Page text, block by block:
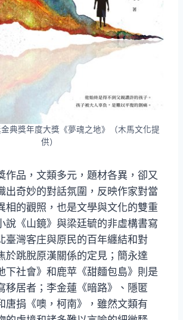
典獎年度大獎《夢魂之地》（木馬文化提
供）
作品，文類多元，題材各異，卻又
出奇妙的對話氛圍，反映作家對當
相的觀照，也是文學與文化的雙重
說《山鏡》與梁廷毓的非虛構書寫
臺灣客庄與原民的百年纏結和對
於跳脫原漢關係的定見；簡永達
下社會》和鹿苹《甜麵包島》則是
移居者；李金蓮《暗路》、隱匿
唐捐《噢，柯南》，雖然文類有